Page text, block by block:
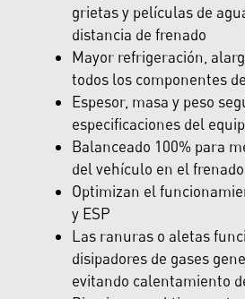
grietas y películas de
distancia de frenado
Mayor refrigeración,
todos los componentes
Espesor, masa y peso
especificaciones del
Balanceado 100% para
del vehículo en el frenado
Optimizan el
y ESP
Las ranuras o aletas
disipadores de gases
evitando calentamiento